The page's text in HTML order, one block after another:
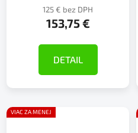
125 € bez DPH
153,75 €
DETAIL
VIAC ZA MENEJ